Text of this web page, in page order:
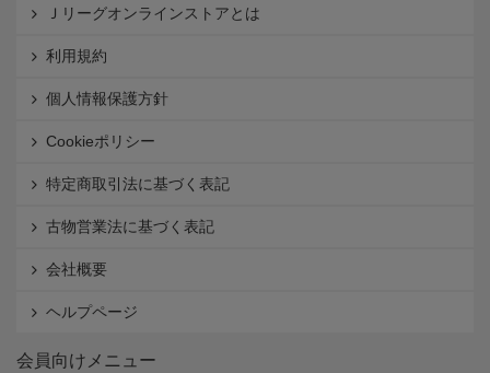
Ｊリーグオンラインストアとは
利用規約
個人情報保護方針
Cookieポリシー
特定商取引法に基づく表記
古物営業法に基づく表記
会社概要
ヘルプページ
会員向けメニュー